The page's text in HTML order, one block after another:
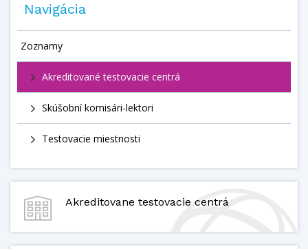
Navigácia
Zoznamy
Akreditované testovacie centrá
Skúšobní komisári-lektori
Testovacie miestnosti
Akreditovane testovacie centrá